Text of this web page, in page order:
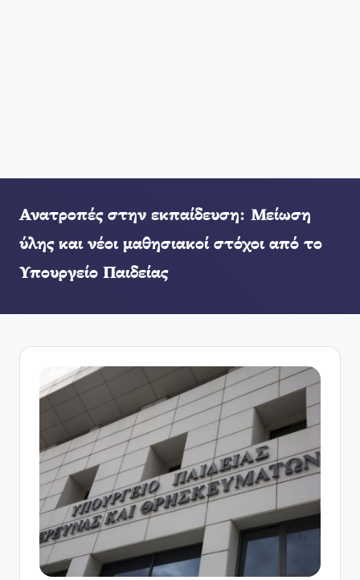
Ανατροπές στην εκπαίδευση: Μείωση
ύλης και νέοι μαθησιακοί στόχοι από το
Υπουργείο Παιδείας